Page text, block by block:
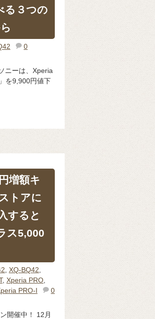
る３つの
0
ニーは、Xperia
を9,900円値下
増額キ
トアに
すると
ス5,000
XQ-BQ42
, Xperia PRO,
PRO-I
0
開催中！ 12月